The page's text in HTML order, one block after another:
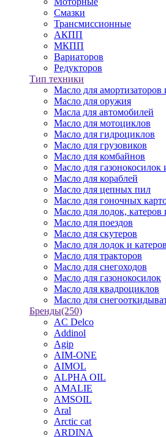
Смазки
Трансмиссионные
АКПП
МКПП
Вариаторов
Редукторов
Тип техники
Масло для амортизаторов
Масло для оружия
Масла для автомобилей
Масло для мотоциклов
Масло для гидроциклов
Масло для грузовиков
Масло для комбайнов
Масло для газонокосилок
Масло для кораблей
Масло для цепных пил
Масло для гоночных
Масло для лодок, катеров
Масло для поездов
Масло для скутеров
Масло для лодок и катеров
Масло для тракторов
Масло для снегоходов
Масло для газонокосилок
Масло для квадроциклов
Масло для
Бренды(250)
AC Delco
Addinol
Agip
AIM-ONE
AIMOL
ALPHA OIL
AMALIE
AMSOIL
Aral
Arctic cat
ARDINA